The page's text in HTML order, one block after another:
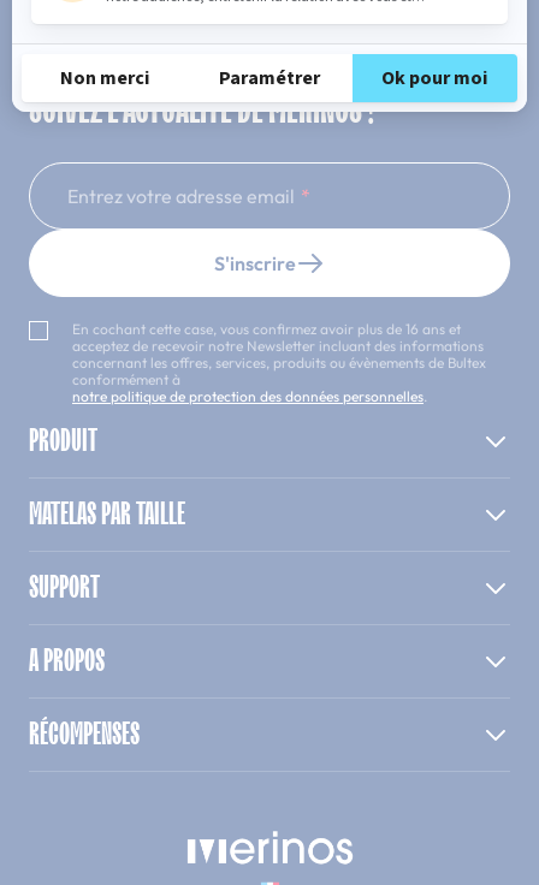
SUIVEZ L'ACTUALITÉ DE MERINOS !
Entrez votre adresse email
S'inscrire
En cochant cette case, vous confirmez avoir plus de 16 ans et
acceptez de recevoir notre Newsletter incluant des informations
concernant les offres, services, produits ou évènements de Bultex
conformément à
notre politique de protection des données personnelles.
PRODUIT
MATELAS PAR TAILLE
SUPPORT
A PROPOS
RÉCOMPENSES